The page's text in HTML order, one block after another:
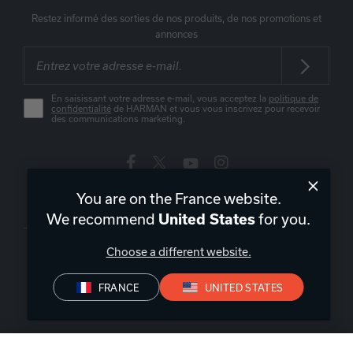
Restez informé des sorties de nos produits, de nos promotions et
annonces
En saisissant votre adresse e-mail, vous acceptez la politique de
confidentialité de HARMAN et vous vous inscrivez pour recevoir
des communications marketing.
France FR
Politique de confidentialité
Déclaration de conformité
You are on the France website.
We recommend United Statesfor you.
Choose a different website.
FRANCE UNITED STATES